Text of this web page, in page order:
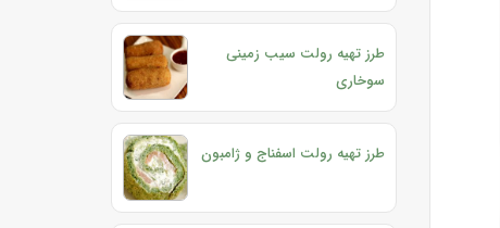
طرز تهیه رولت سیب زمینی
سوخاری
طرز تهیه رولت اسفناج و ژامبون